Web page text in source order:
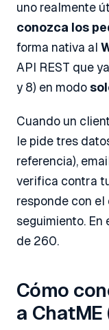
uno realmente
conozca los
forma nativa al
API REST que
y 8) en modo
Cuando un
le pide tres
referencia),
verifica contra
responde con el
seguimiento. En
de 260.
Cómo
a